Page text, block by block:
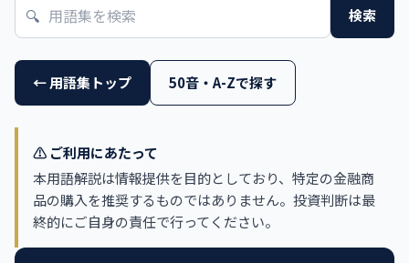
🔍 検索
← 用語集トップ 50音・A-Zで探す
⚠️ ご利用にあたって
本用語解説は情報提供を目的としており、特定の金融商
品の購入を推奨するものではありません。投資判断は最
終的にご自身の責任で行ってください。